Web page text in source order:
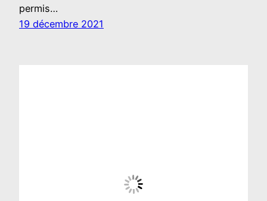
permis…
19 décembre 2021